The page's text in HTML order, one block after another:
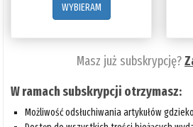
WYBIERAM
Masz już subskrypcję?
W ramach subskrypcji otrzymasz:
Możliwość odsłuchiwania artykułów